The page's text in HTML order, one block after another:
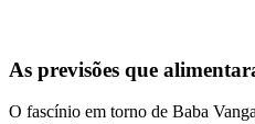
As previsões que
O fascínio em torno de Baba